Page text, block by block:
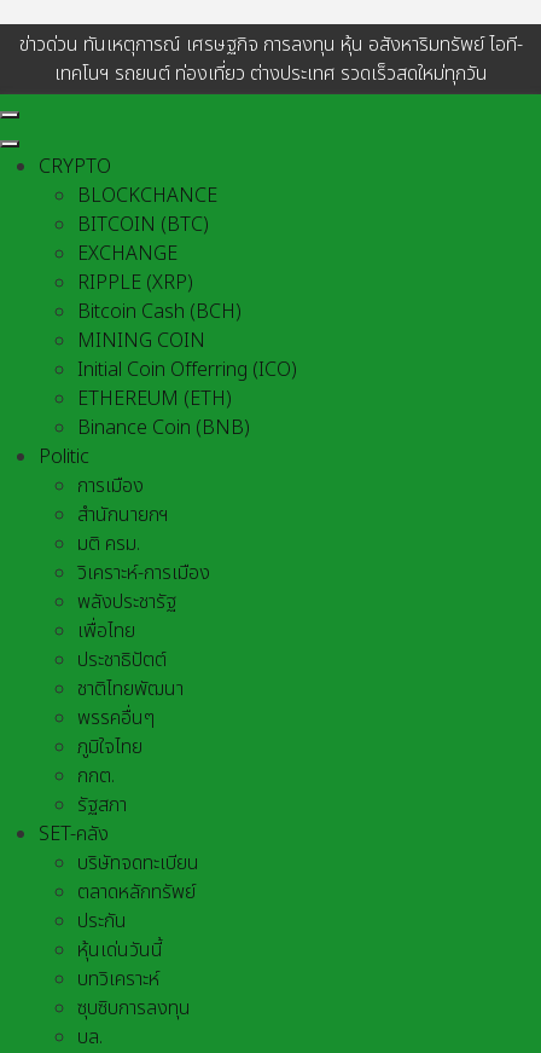
ข่าวด่วน ทันเหตุการณ์ เศรษฐกิจ การลงทุน หุ้น อสังหาริมทรัพย์ ไอที-
เทคโนฯ รถยนต์ ท่องเที่ยว ต่างประเทศ รวดเร็วสดใหม่ทุกวัน
CRYPTO
BLOCKCHANCE
BITCOIN (BTC)
EXCHANGE
RIPPLE (XRP)
Bitcoin Cash (BCH)
MINING COIN
Initial Coin Offerring (ICO)
ETHEREUM (ETH)
Binance Coin (BNB)
Politic
การเมือง
สำนักนายกฯ
มติ ครม.
วิเคราะห์-การเมือง
พลังประชารัฐ
เพื่อไทย
ประชาธิปัตต์
ชาติไทยพัฒนา
พรรคอื่นๆ
ภูมิใจไทย
กกต.
รัฐสภา
SET-คลัง
บริษัทจดทะเบียน
ตลาดหลักทรัพย์
ประกัน
หุ้นเด่นวันนี้
บทวิเคราะห์
ซุบซิบการลงทุน
บล.